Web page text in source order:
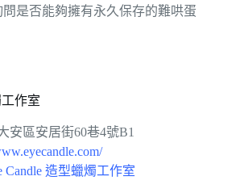
是否能夠擁有永久保存的難哄蛋
作室
安區安居街60巷4號B1
Candle 造型蠟燭工作室